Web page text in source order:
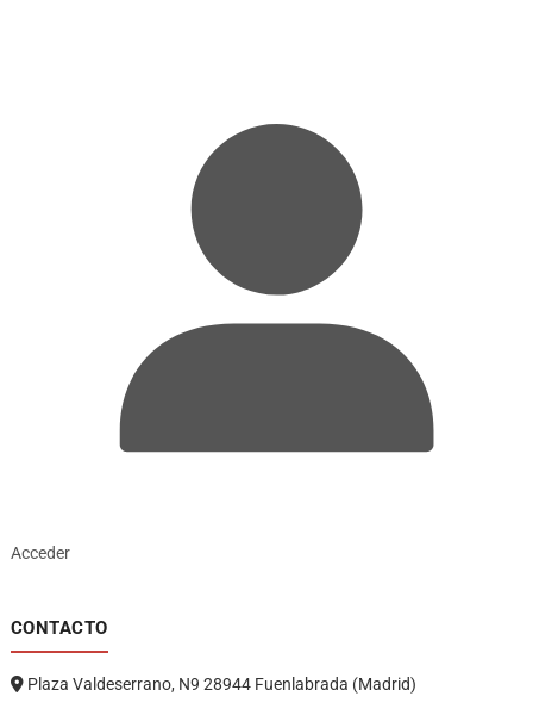
Acceder
CONTACTO
Plaza Valdeserrano, N9 28944 Fuenlabrada (Madrid)